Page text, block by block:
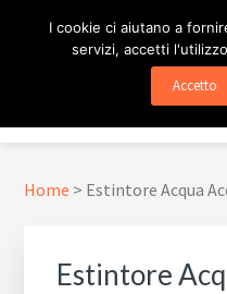
pagina
In Tutta Roma E Provincia
Home > Estintore Acqua
Estintore
I cookie ci aiutano a
servizi, accetti
Accetto